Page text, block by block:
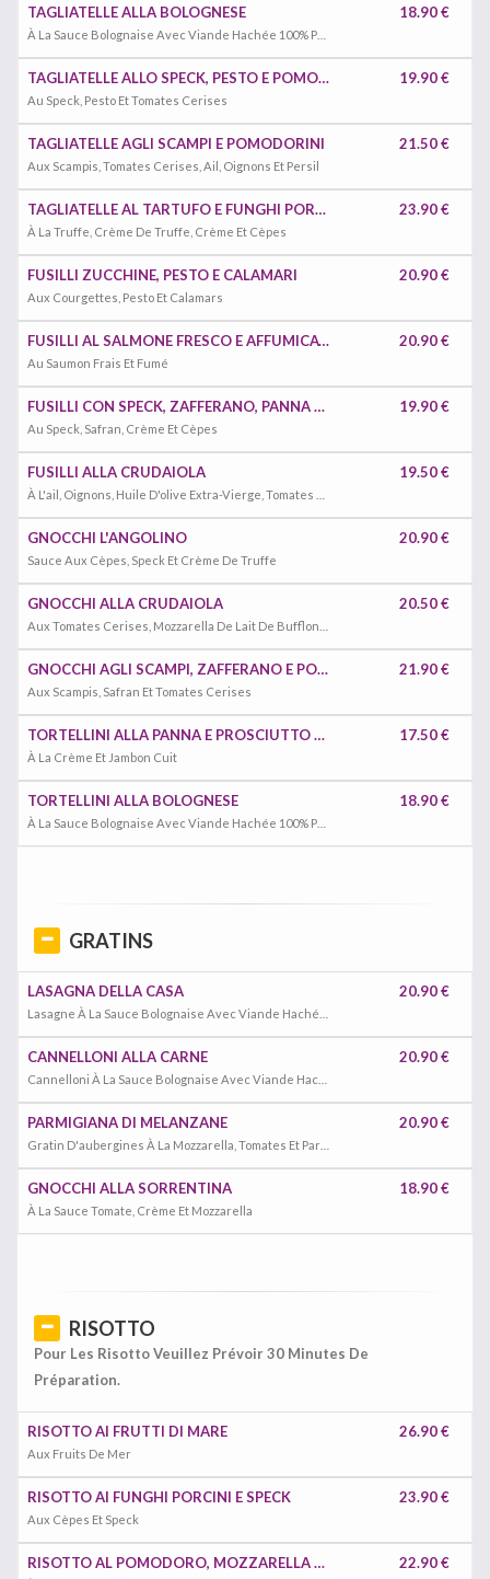
TAGLIATELLE ALLA BOLOGNESE 18.90 €
TAGLIATELLE ALLO SPECK, PESTO E POMODORINI
Au Speck, Pesto Et Tomates Cerises
19.90 €
TAGLIATELLE AGLI SCAMPI E POMODORINI
Aux Scampis, Tomates Cerises, Ail, Oignons Et Persil
21.50 €
TAGLIATELLE AL TARTUFO E FUNGHI PORCINI
À La Truffe, Crème De Truffe, Crème Et Cèpes
23.90 €
FUSILLI ZUCCHINE, PESTO E CALAMARI
Aux Courgettes, Pesto Et Calamars
20.90 €
FUSILLI AL SALMONE FRESCO E AFFUMICATO
Au Saumon Frais Et Fumé
20.90 €
FUSILLI CON SPECK, ZAFFERANO, PANNA E FUNGHI PORCINI
Au Speck, Safran, Crème Et Cèpes
19.90 €
FUSILLI ALLA CRUDAIOLA 19.50 €
GNOCCHI L'ANGOLINO
Sauce Aux Cèpes, Speck Et Crème De Truffe
20.90 €
GNOCCHI ALLA CRUDAIOLA 20.50 €
GNOCCHI AGLI SCAMPI, ZAFFERANO E POMODORINI
Aux Scampis, Safran Et Tomates Cerises
21.90 €
TORTELLINI ALLA PANNA E PROSCIUTTO COTTO
À La Crème Et Jambon Cuit
17.50 €
TORTELLINI ALLA BOLOGNESE 18.90 €
GRATINS
LASAGNA DELLA CASA 20.90 €
CANNELLONI ALLA CARNE 20.90 €
PARMIGIANA DI MELANZANE 20.90 €
GNOCCHI ALLA SORRENTINA
À La Sauce Tomate, Crème Et Mozzarella
18.90 €
RISOTTO
Pour Les Risotto Veuillez Prévoir 30 Minutes De
Préparation.
RISOTTO AI FRUTTI DI MARE
Aux Fruits De Mer
26.90 €
RISOTTO AI FUNGHI PORCINI E SPECK
Aux Cèpes Et Speck
23.90 €
RISOTTO AL POMODORO, MOZZARELLA DI BUFALA E BASILICO 22.90 €